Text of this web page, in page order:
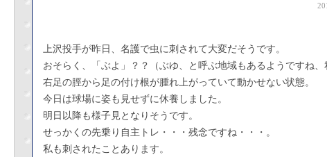
上沢投手が昨日、名護で虫に刺されて大変だそうです。
おそらく、「ぶよ」？？（ぶゆ、と呼ぶ地域もあるようですね、
右足の脛から足の付け根が腫れ上がっていて動かせない状態。
今日は球場に姿も見せずに休養しました。
明日以降も様子見となりそうです。
せっかくの先乗り自主トレ・・・残念ですね・・・。
私も刺されたことあります。